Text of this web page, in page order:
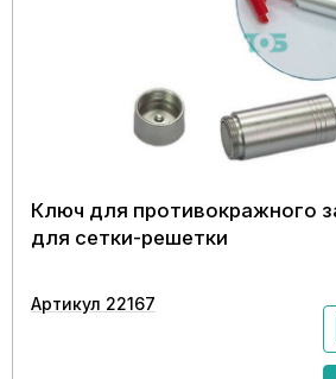
Ключ для противокражного
для сетки-решетки
Артикул 22167